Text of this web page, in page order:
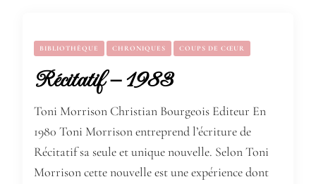
BIBLIOTHÈQUE CHRONIQUES COUPS DE CŒUR
Récitatif – 1983
Toni Morrison Christian Bourgeois Editeur En
1980 Toni Morrison entreprend l’écriture de
Récitatif sa seule et unique nouvelle. Selon Toni
Morrison cette nouvelle est une expérience dont